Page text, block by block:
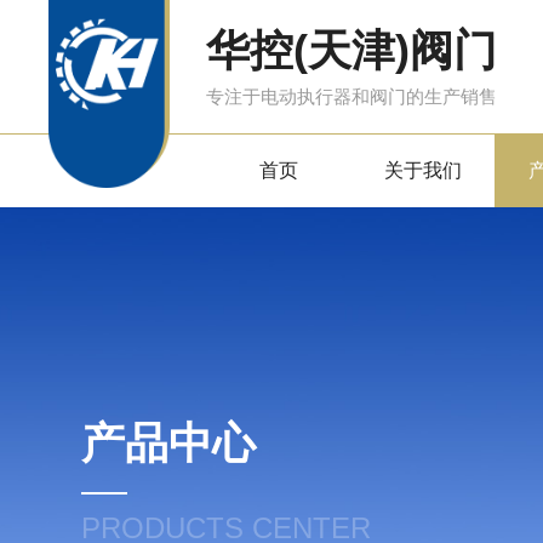
华控(天津)阀门
专注于电动执行器和阀门的生产销售
首页 关于我们
产品中心
PRODUCTS CENTER